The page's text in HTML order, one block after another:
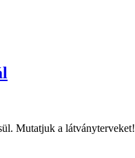
Mutatjuk a látványterveket!